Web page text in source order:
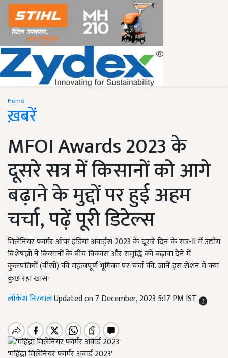
Home
ख़बरें
MFOI Awards 2023 के
दूसरे सत्र में किसानों को आगे
बढ़ाने के मुद्दों पर हुई अहम
चर्चा, पढ़ें पूरी डिटेल्स
मिलेनियर फार्मर ऑफ इंडिया अवार्ड्स 2023 के दूसरे दिन के सत्र-II में उद्योग
विशेषज्ञों ने किसानों के बीच विकास और समृद्धि को बढ़ावा देने में
कुलपतियों (वीसी) की महत्वपूर्ण भूमिका पर चर्चा की. जानें इस सेशन में क्या
कुछ रहा खास-
लोकेश निरवालUpdated on 7 December, 2023 5:17 PM IST
'महिंद्रा मिलेनियर फार्मर अवार्ड 2023'